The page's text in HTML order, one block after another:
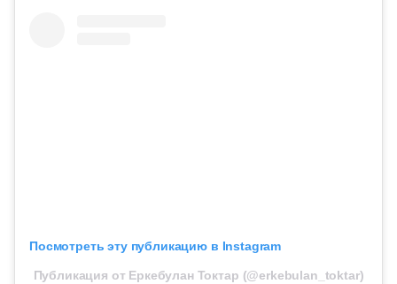
Посмотреть эту публикацию в Instagram
Публикация от Еркебулан Токтар (@erkebulan_toktar)